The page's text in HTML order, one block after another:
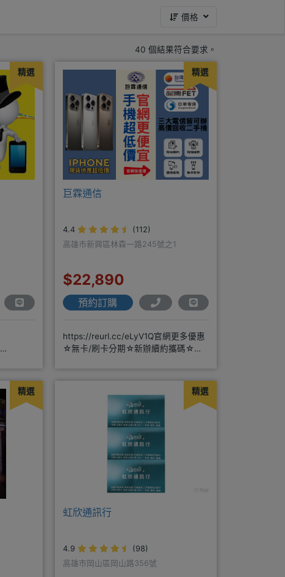
價格
40 個結果符合要求。
精選 精選
巨霖通信
4.4
(112)
高雄市新興區林森一路245號之1
$22,890
預約訂購
https://reurl.cc/eLyV1Q官網更多優惠
☆無卡/刷卡分期☆新辦續約攜碼☆二
精選 精選
虹欣通訊行
4.9
(98)
高雄市岡山區岡山路356號